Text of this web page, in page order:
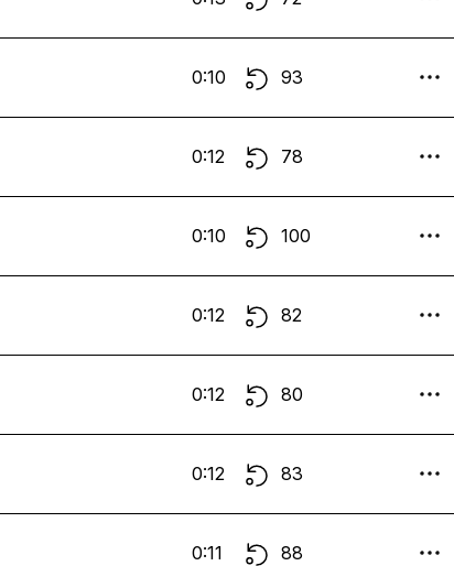
0:10 93
0:12 78
0:10 100
0:12 82
0:12 80
0:12 83
0:11 88